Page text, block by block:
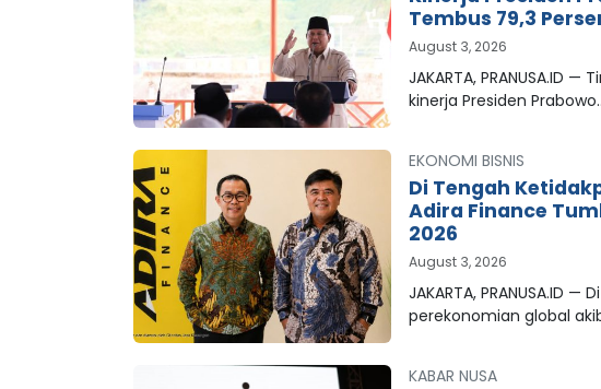
Tembus 79,3
August 3, 2026
JAKARTA, PRANUSA.ID
kinerja Presiden
EKONOMI BISNIS
Di Tengah
Adira Finance
2026
August 3, 2026
JAKARTA, PRANUSA.ID
perekonomian global
KABAR NUSA